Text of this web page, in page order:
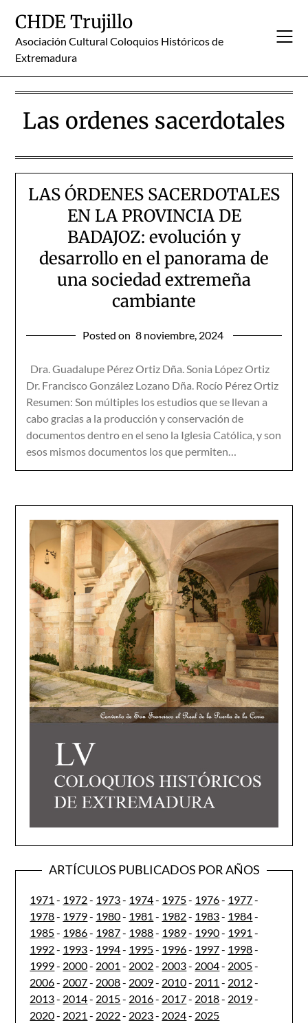
content
CHDE Trujillo
Asociación Cultural Coloquios Históricos de
Extremadura
Las ordenes sacerdotales
LAS ÓRDENES SACERDOTALES
EN LA PROVINCIA DE
BADAJOZ: evolución y
desarrollo en el panorama de
una sociedad extremeña
cambiante
Posted on 8 noviembre, 2024
Dra. Guadalupe Pérez Ortiz Dña. Sonia López Ortiz
Dr. Francisco González Lozano Dña. Rocío Pérez Ortiz
Resumen: Son múltiples los estudios que se llevan a
cabo gracias a la producción y conservación de
documentos dentro en el seno la Iglesia Católica, y son
esos mismos documentos los que permiten…
ARTÍCULOS PUBLICADOS POR AÑOS
1971 - 1972- 1973- 1974- 1975- 1976- 1977-
1978- 1979- 1980- 1981 - 1982- 1983- 1984-
1985- 1986- 1987- 1988- 1989- 1990- 1991 -
1992- 1993- 1994- 1995- 1996- 1997- 1998-
1999- 2000- 2001 - 2002- 2003- 2004- 2005-
2006- 2007- 2008- 2009- 2010- 2011 - 2012-
2013- 2014- 2015- 2016- 2017- 2018- 2019-
2020- 2021 - 2022- 2023- 2024- 2025